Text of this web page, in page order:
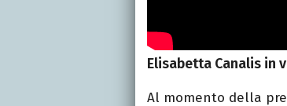
Elisabetta Canalis in
Al momento della